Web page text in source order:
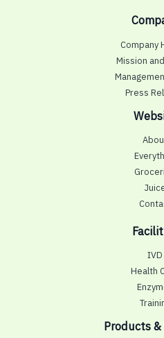
Company
Mission
Press
IVD
Health
Products &